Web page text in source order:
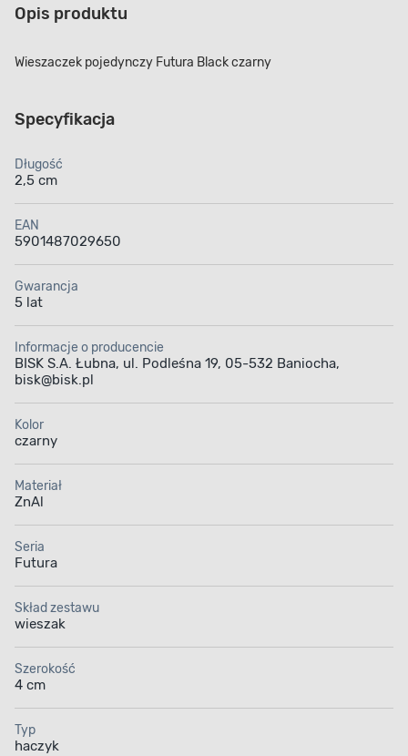
Opis produktu
Wieszaczek pojedynczy Futura Black czarny
Specyfikacja
Długość
2,5 cm
EAN
5901487029650
Gwarancja
5 lat
Informacje o producencie
BISK S.A. Łubna, ul. Podleśna 19, 05-532 Baniocha,
bisk@bisk.pl
Kolor
czarny
Materiał
ZnAl
Seria
Futura
Skład zestawu
wieszak
Szerokość
4 cm
Typ
haczyk